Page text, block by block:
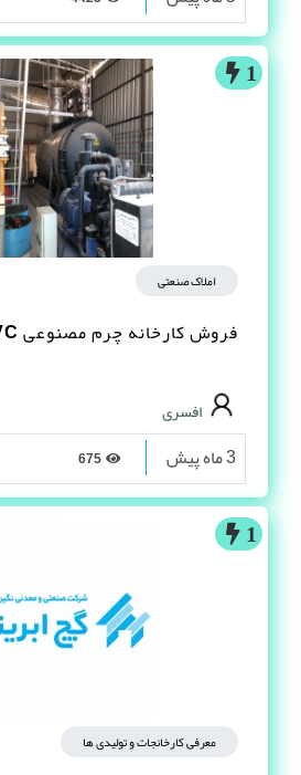
1
املاک صنعتی
فروش کارخانه چرم مصنوعى PVC در شیراز
افسری
3 ماه پیش
1
معرفی کارخانجات و تولیدی ها